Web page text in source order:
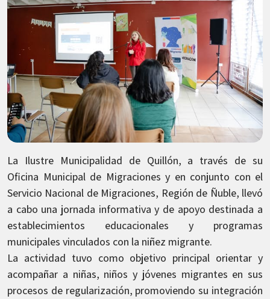
La Ilustre Municipalidad de Quillón, a través de su
Oficina Municipal de Migraciones y en conjunto con el
Servicio Nacional de Migraciones, Región de Ñuble, llevó
a cabo una jornada informativa y de apoyo destinada a
establecimientos educacionales y programas
municipales vinculados con la niñez migrante.
La actividad tuvo como objetivo principal orientar y
acompañar a niñas, niños y jóvenes migrantes en sus
procesos de regularización, promoviendo su integración